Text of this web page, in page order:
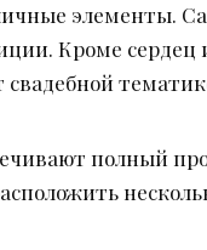
Кроме
полный